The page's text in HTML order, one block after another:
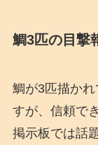
鯛3匹の目撃
鯛が3匹描か
すが、信頼で
掲示板では話